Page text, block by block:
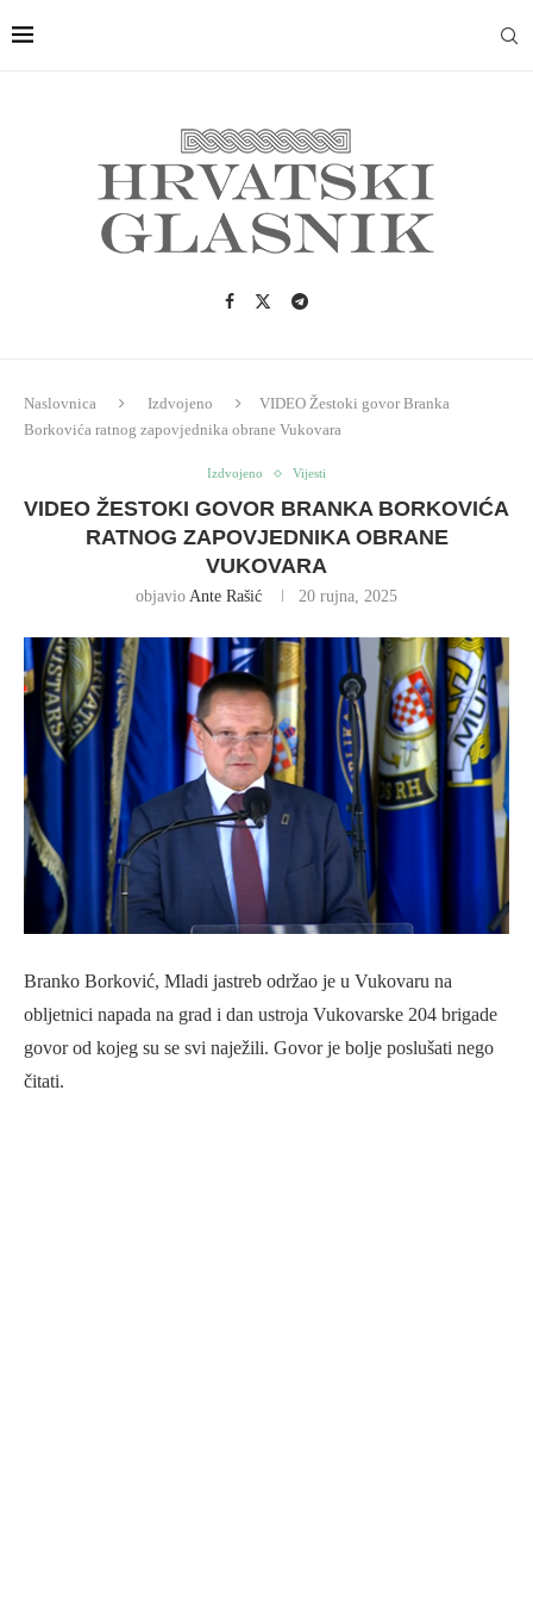
Naslovnica Izdvojeno
VIDEO Žestoki govor Branka
Borkovića ratnog zapovjednika obrane Vukovara
Izdvojeno Vijesti
VIDEO ŽESTOKI GOVOR BRANKA BORKOVIĆA
RATNOG ZAPOVJEDNIKA OBRANE
VUKOVARA
objavio Ante Rašić 20 rujna, 2025
Branko Borković, Mladi jastreb održao je u Vukovaru na
obljetnici napada na grad i dan ustroja Vukovarske 204 brigade
govor od kojeg su se svi naježili. Govor je bolje poslušati nego
čitati.